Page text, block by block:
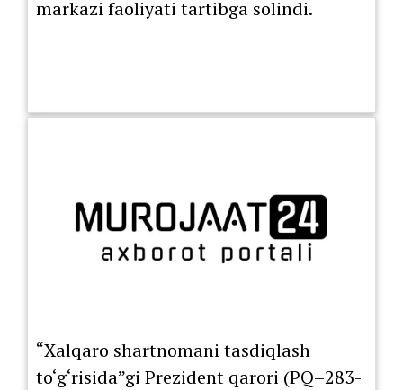
markazi faoliyati tartibga solindi.
“Xalqaro shartnomani tasdiqlash
to‘g‘risida”gi Prezident qarori (PQ–283-